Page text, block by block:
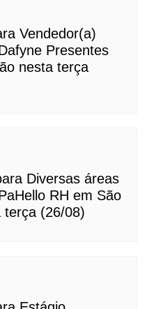
Vendedor(a)
Presentes
nesta terça
Diversas áreas
RH em São
terça (26/08)